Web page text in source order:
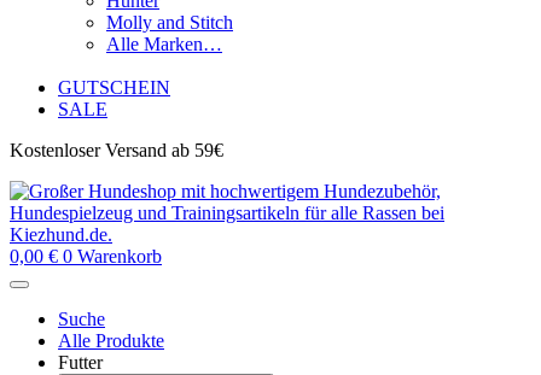
Molly and Stitch
Alle Marken…
GUTSCHEIN
SALE
Kostenloser Versand ab 59€
0,00 € 0 Warenkorb
Suche
Alle Produkte
Futter